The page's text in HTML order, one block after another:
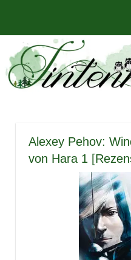
springen
Tintenhain
–
Der
Rezensionen
und
mehr
Alexey Pehov:
von Hara 1